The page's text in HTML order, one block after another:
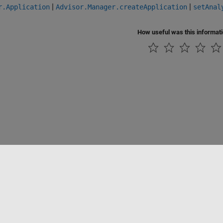
| Advisor.Manager.createApplication |
How useful was this